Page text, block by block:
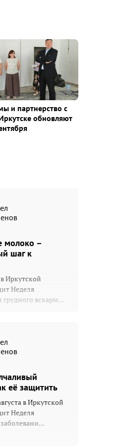
и партнерство с
обновляют
молоко –
шаг к
в Иркутской
Неделя
вскарм...
её защитить
в Иркутской
Неделя